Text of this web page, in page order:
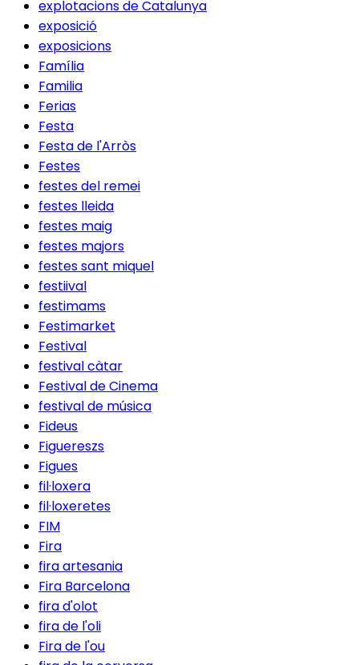
explotacions de Catalunya
exposició
exposicions
Família
Familia
Ferias
Festa
Festa de l'Arròs
Festes
festes del remei
festes lleida
festes maig
festes majors
festes sant miquel
festiival
festimams
Festimarket
Festival
festival càtar
Festival de Cinema
festival de música
Fideus
Figuereszs
Figues
fil·loxera
fil·loxeretes
FIM
Fira
fira artesania
Fira Barcelona
fira d'olot
fira de l'oli
Fira de l'ou